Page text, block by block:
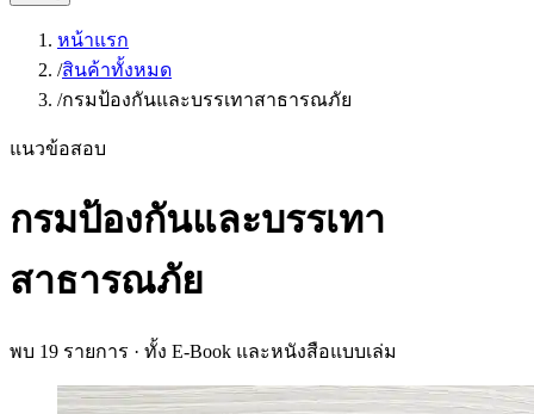
หน้าแรก
/สินค้าทั้งหมด
/กรมป้องกันและบรรเทาสาธารณภัย
แนวข้อสอบ
กรมป้องกันและบรรเทา
สาธารณภัย
พบ 19 รายการ · ทั้ง E-Book และหนังสือแบบเล่ม